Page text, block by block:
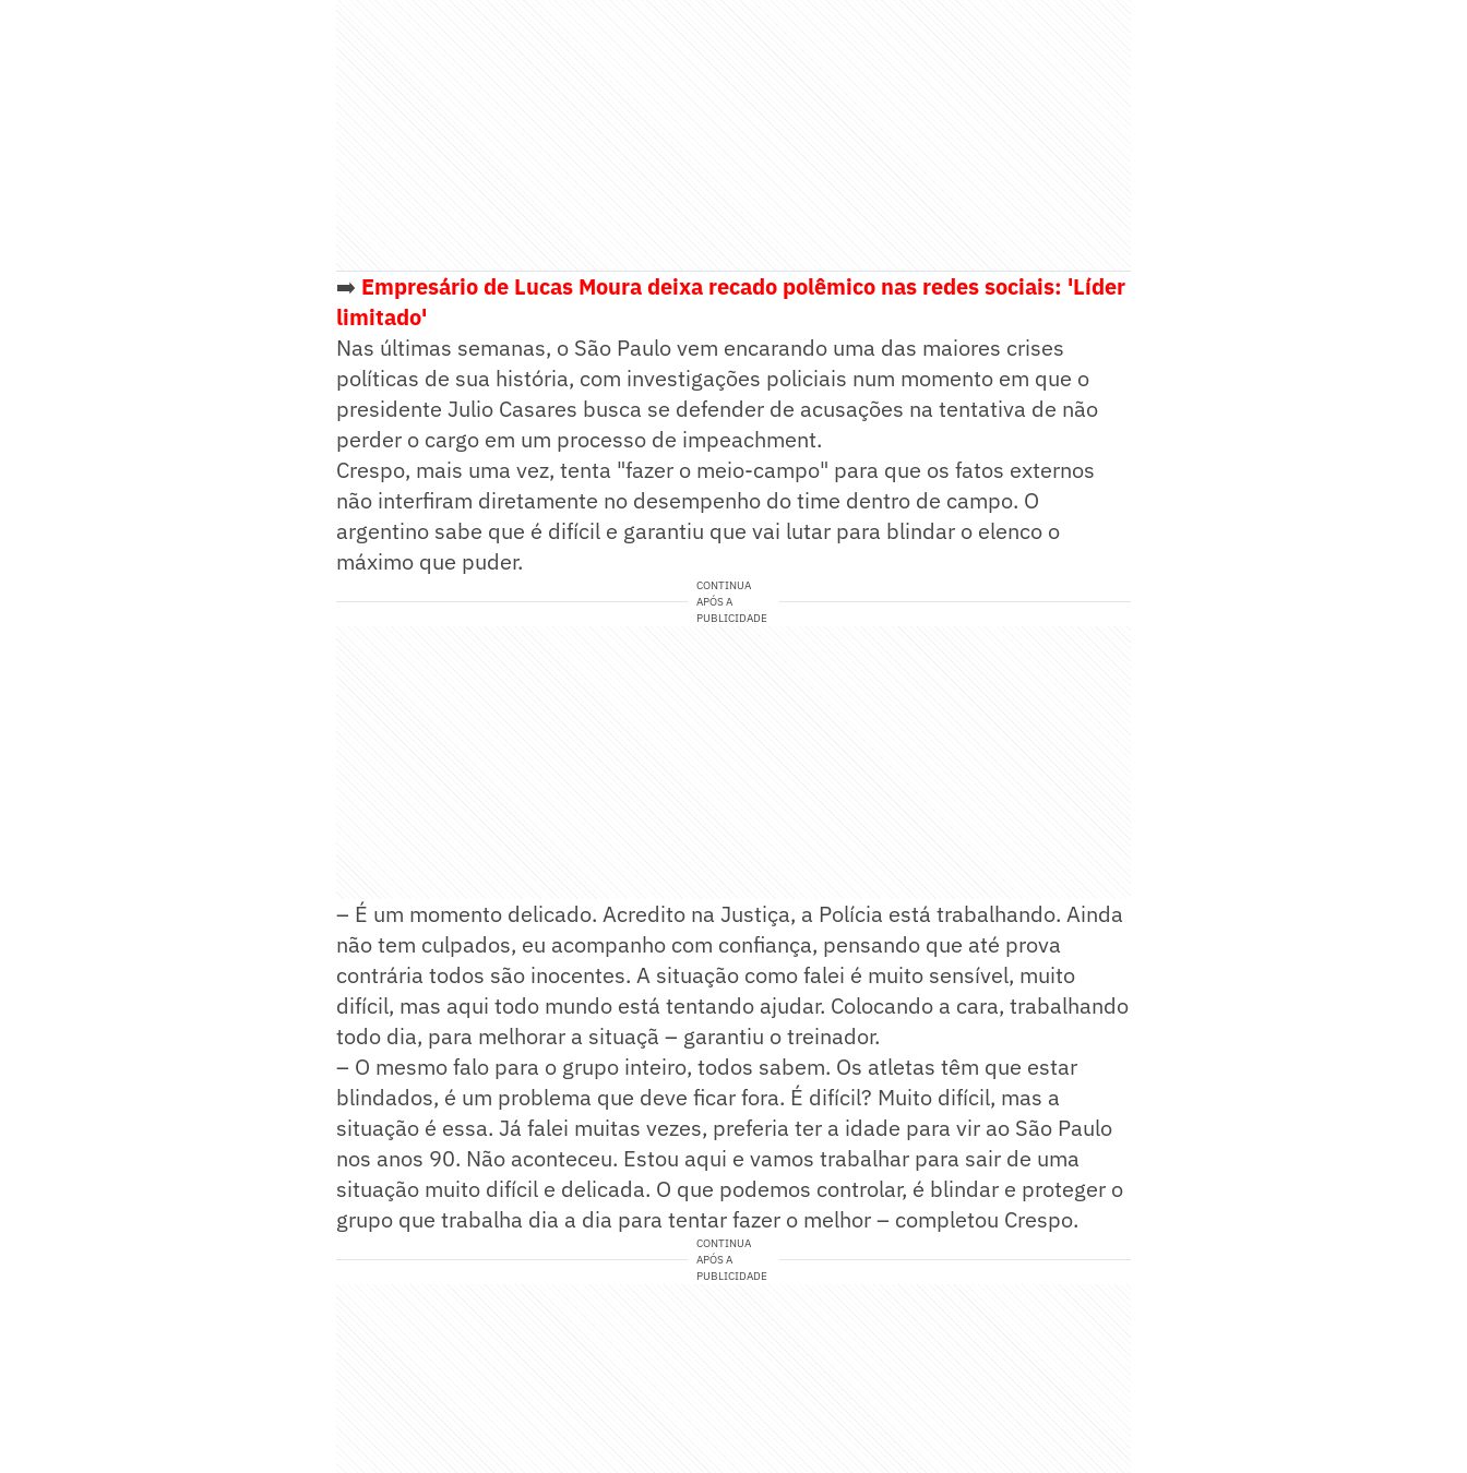
➡️ Empresário de Lucas Moura deixa recado polêmico nas redes sociais: 'Líder
limitado'
Nas últimas semanas, o São Paulo vem encarando uma das maiores crises
políticas de sua história, com investigações policiais num momento em que o
presidente Julio Casares busca se defender de acusações na tentativa de não
perder o cargo em um processo de impeachment.
Crespo, mais uma vez, tenta "fazer o meio-campo" para que os fatos externos
não interfiram diretamente no desempenho do time dentro de campo. O
argentino sabe que é difícil e garantiu que vai lutar para blindar o elenco o
máximo que puder.
CONTINUA
APÓS A
PUBLICIDADE
– É um momento delicado. Acredito na Justiça, a Polícia está trabalhando. Ainda
não tem culpados, eu acompanho com confiança, pensando que até prova
contrária todos são inocentes. A situação como falei é muito sensível, muito
difícil, mas aqui todo mundo está tentando ajudar. Colocando a cara, trabalhando
todo dia, para melhorar a situaçã – garantiu o treinador.
– O mesmo falo para o grupo inteiro, todos sabem. Os atletas têm que estar
blindados, é um problema que deve ficar fora. É difícil? Muito difícil, mas a
situação é essa. Já falei muitas vezes, preferia ter a idade para vir ao São Paulo
nos anos 90. Não aconteceu. Estou aqui e vamos trabalhar para sair de uma
situação muito difícil e delicada. O que podemos controlar, é blindar e proteger o
grupo que trabalha dia a dia para tentar fazer o melhor – completou Crespo.
CONTINUA
APÓS A
PUBLICIDADE